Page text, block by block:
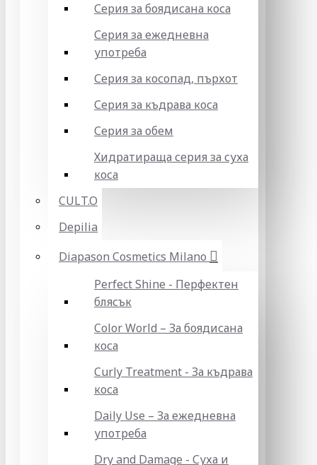
Серия за боядисана коса
Серия за ежедневна
употреба
Серия за косопад, пърхот
Серия за къдрава коса
Серия за обем
Хидратираща серия за суха
коса
CULT.O
Depilia
Diapason Cosmetics Milano
Perfect Shine - Перфектен
блясък
Color World – За боядисана
коса
Curly Treatment - За къдрава
коса
Daily Use – За ежедневна
употреба
Dry and Damage - Суха и